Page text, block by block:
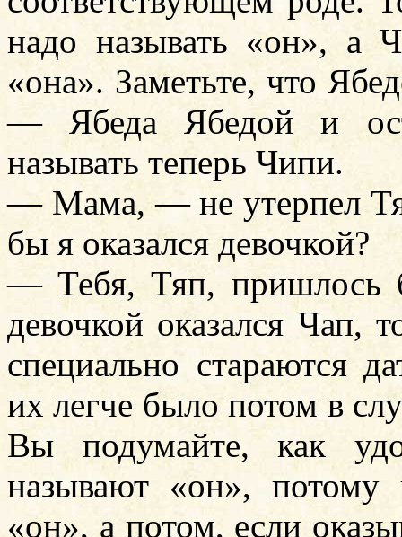
надо называть «он», а
«она». Заметьте, что
— Ябеда Ябедой и
называть теперь Чипи.
— Мама, — не утерпел
бы я оказался девочкой?
— Тебя, Тяп, пришлось
девочкой оказался Чап,
специально стараются
их легче было потом в
Вы подумайте, как
называют «он»,
«он», а потом, если